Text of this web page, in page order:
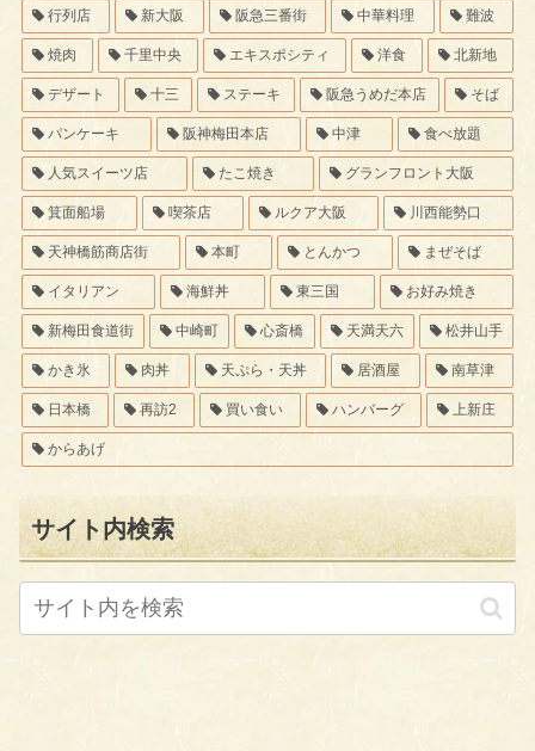
行列店 新大阪 阪急三番街 中華料理 難波
焼肉 千里中央 エキスポシティ 洋食 北新地
デザート 十三 ステーキ 阪急うめだ本店 そば
パンケーキ 阪神梅田本店 中津 食べ放題
人気スイーツ店 たこ焼き グランフロント大阪
箕面船場 喫茶店 ルクア大阪 川西能勢口
天神橋筋商店街 本町 とんかつ まぜそば
イタリアン 海鮮丼 東三国 お好み焼き
新梅田食道街 中崎町 心斎橋 天満天六 松井山手
かき氷 肉丼 天ぷら・天丼 居酒屋 南草津
日本橋 再訪2 買い食い ハンバーグ 上新庄
からあげ
サイト内検索